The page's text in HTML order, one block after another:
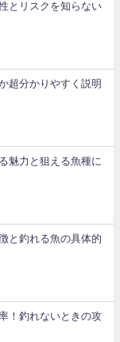
とリスクを知らない
超分かりやすく説明
魅力と狙える魚種に
と釣れる魚の具体的
！釣れないときの攻